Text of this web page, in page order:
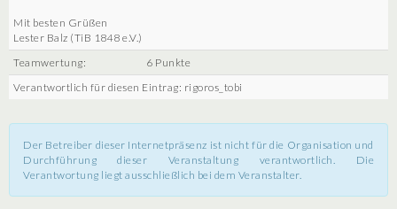
Mit besten Grüßen
Lester Balz (TiB 1848 e.V.)
Teamwertung:
6 Punkte
Verantwortlich für diesen Eintrag: rigoros_tobi
Der Betreiber dieser Internetpräsenz ist nicht für die Organisation und
Durchführung dieser Veranstaltung verantwortlich. Die
Verantwortung liegt ausschließlich bei dem Veranstalter.